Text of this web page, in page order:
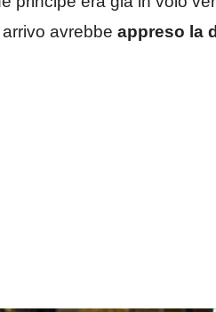
avrebbe appreso la